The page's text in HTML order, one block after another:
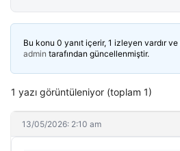
Bu konu 0 yanıt içerir, 1 izleyen vardır ve
admin tarafından güncellenmiştir.
1 yazı görüntüleniyor (toplam 1)
13/05/2026: 2:10 am